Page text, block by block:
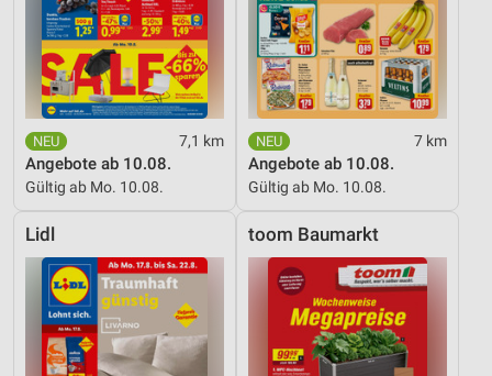
7,1 km
Angebote ab 10.08.
Gültig ab Mo. 10.08.
7 km
Angebote ab 10.08.
Gültig ab Mo. 10.08.
Lidl toom Baumarkt